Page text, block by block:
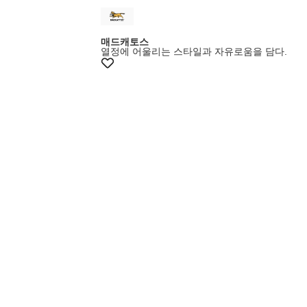
매드캐토스
열정에 어울리는 스타일과 자유로움을 담다.